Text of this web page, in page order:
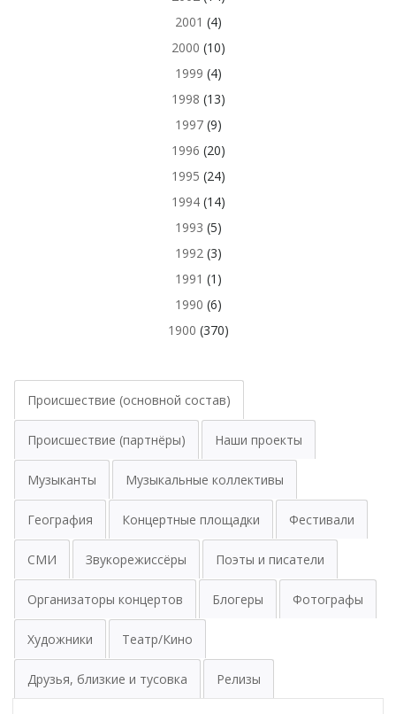
2001 (4)
2000 (10)
1999 (4)
1998 (13)
1997(9)
1996 (20)
1995 (24)
1994(14)
1993 (5)
1992(3)
1991 (1)
1990 (6)
1900 (370)
Происшествие (основной состав)
Происшествие (партнёры) Наши проекты
Музыканты Музыкальные коллективы
География Концертные площадки Фестивали
СМИ Звукорежиссёры Поэты и писатели
Организаторы концертов Блогеры Фотографы
Художники Театр/Кино
Друзья, близкие и тусовка Релизы